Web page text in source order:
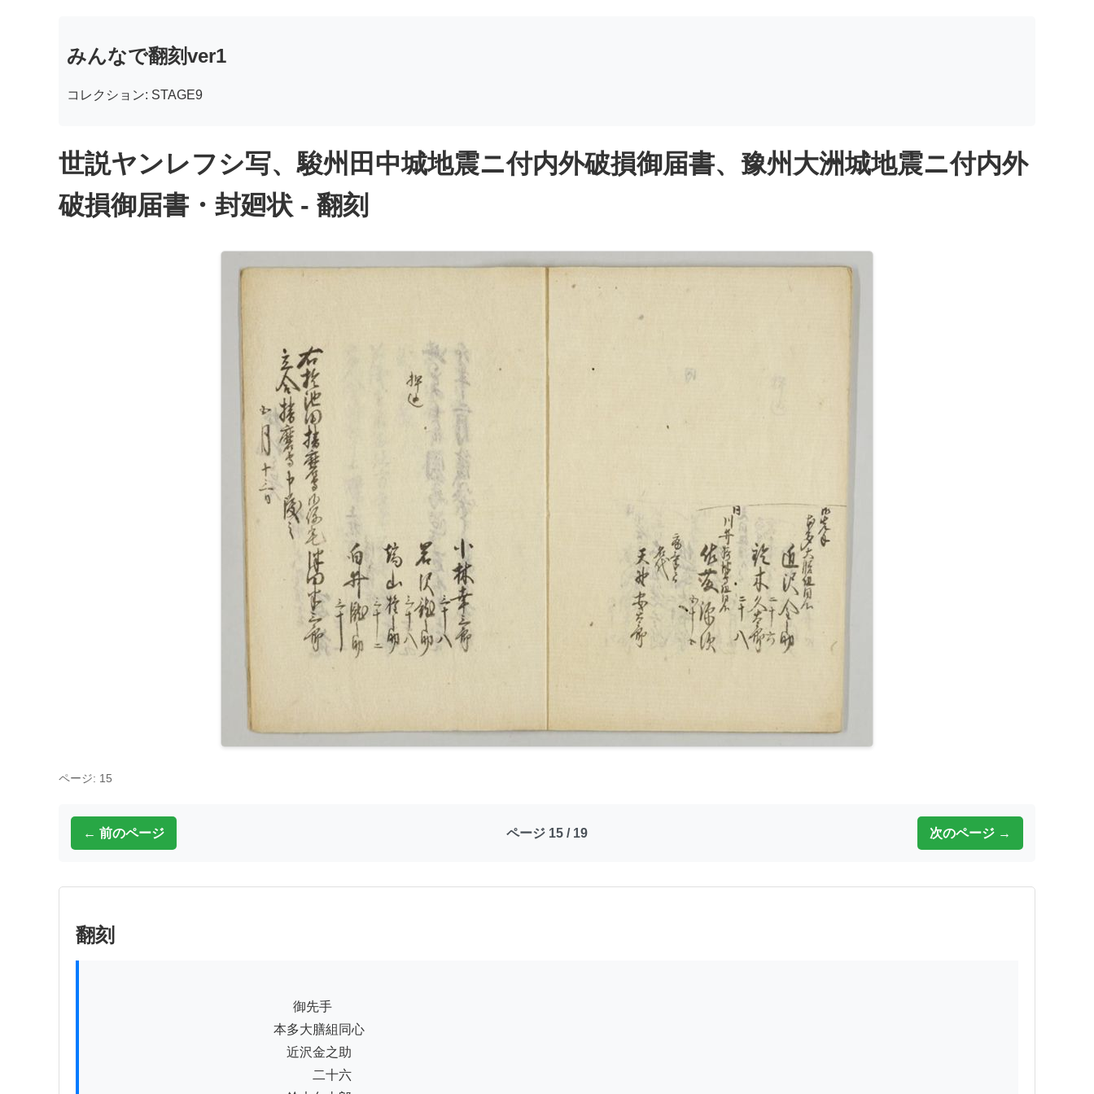
みんなで翻刻ver1
コレクション: STAGE9
世説ヤンレフシ写、駿州田中城地震ニ付内外破損御届書、豫州大洲城地震ニ付内外
破損御届書・封廻状 - 翻刻
ページ: 15
← 前のページ ページ 15 / 19 次のページ →
翻刻
本多大膳組同心
近沢金之助
二十六